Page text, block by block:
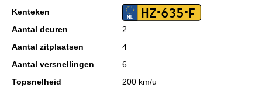
Kenteken
HZ-635-F
Aantal deuren
2
Aantal zitplaatsen
4
Aantal versnellingen
6
Topsnelheid
200 km/u